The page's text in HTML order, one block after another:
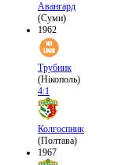
Авангард
(Суми)
1962
Трубник
(Нікополь)
4:1
Колгоспник
(Полтава)
1967